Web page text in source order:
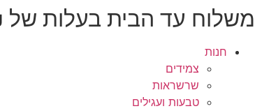
דלג
לתוכן
משלוח עד הבית בעלות של 40₪ עד 3 ימי עסקים
חנות
צמידים
שרשראות
טבעות ועגילים